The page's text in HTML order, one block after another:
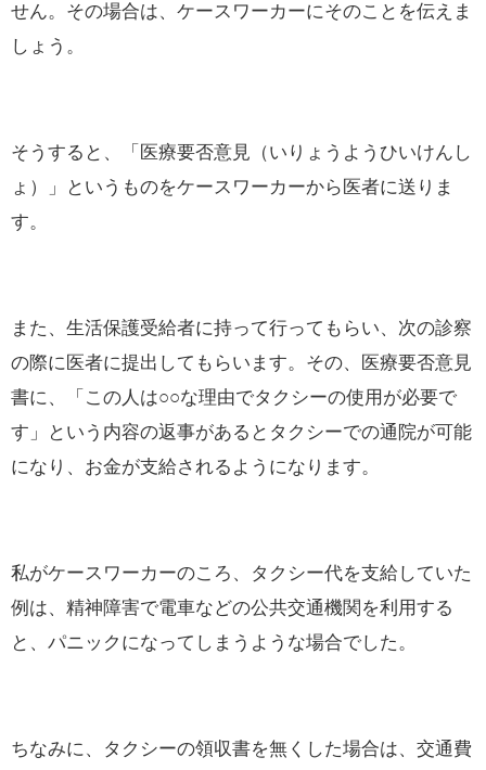
せん。その場合は、ケースワーカーにそのことを伝えま
しょう。
そうすると、「医療要否意見（いりょうようひいけんし
ょ）」というものをケースワーカーから医者に送りま
す。
また、生活保護受給者に持って行ってもらい、次の診察
の際に医者に提出してもらいます。その、医療要否意見
書に、「この人は○○な理由でタクシーの使用が必要で
す」という内容の返事があるとタクシーでの通院が可能
になり、お金が支給されるようになります。
私がケースワーカーのころ、タクシー代を支給していた
例は、精神障害で電車などの公共交通機関を利用する
と、パニックになってしまうような場合でした。
ちなみに、タクシーの領収書を無くした場合は、交通費